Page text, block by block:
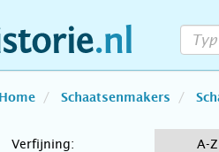
Home Schaatsenmakers
Verfijning: A-Z